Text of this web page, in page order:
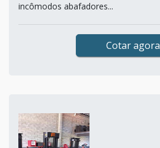
incômodos abafadores...
Cotar agora